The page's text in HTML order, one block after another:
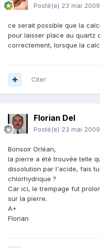
Posté(e) 23 mai 2009
ce serait possible que la
pour laisser place au quartz
correctement, lorsque la
Citer
Florian Del
Posté(e) 23 mai 2009
Bonsoir Orléan,
la pierre a été trouvée telle
dissolution par l'acide, fais
chlorhydrique ?
Car ici, le trempage fut
sur la pierre.
A+
Florian